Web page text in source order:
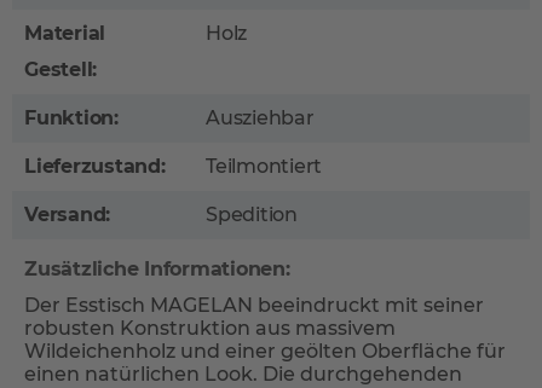
Material
Gestell:
Holz
Funktion: Ausziehbar
Lieferzustand: Teilmontiert
Versand: Spedition
Zusätzliche Informationen:
Der Esstisch MAGELAN beeindruckt mit seiner
robusten Konstruktion aus massivem
Wildeichenholz und einer geölten Oberfläche für
einen natürlichen Look. Die durchgehenden